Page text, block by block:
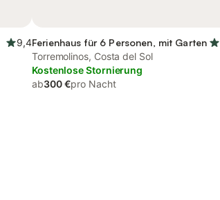
9,4Ferienhaus für 6 Personen, mit Garten
Torremolinos, Costa del Sol
Kostenlose Stornierung
ab300 €pro Nacht